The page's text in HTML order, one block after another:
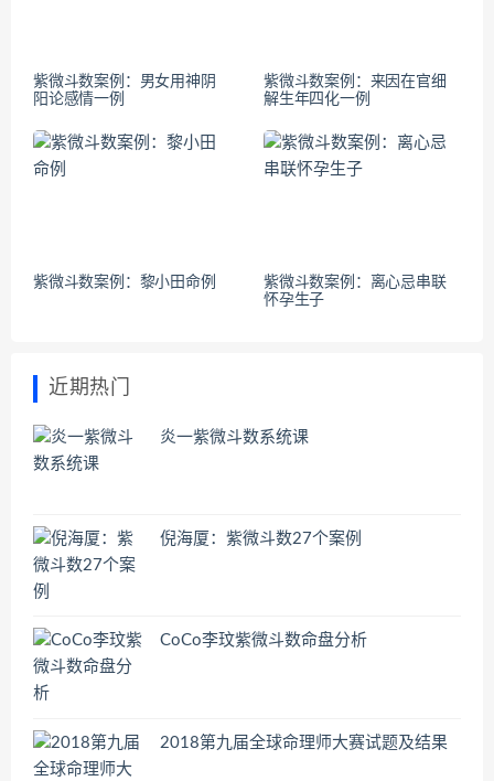
紫微斗数案例：男女用神阴
阳论感情一例
紫微斗数案例：来因在官细
解生年四化一例
紫微斗数案例：黎小田命例
紫微斗数案例：离心忌串联
怀孕生子
近期热门
炎一紫微斗数系统课
倪海厦：紫微斗数27个案例
CoCo李玟紫微斗数命盘分析
2018第九届全球命理师大赛试题及结果